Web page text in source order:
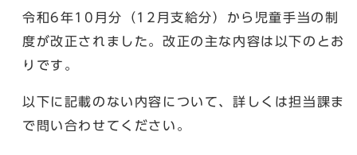
令和6年10月分（12月支給分）から児童手当の制
度が改正されました。改正の主な内容は以下のとお
りです。
以下に記載のない内容について、詳しくは担当課ま
で問い合わせてください。